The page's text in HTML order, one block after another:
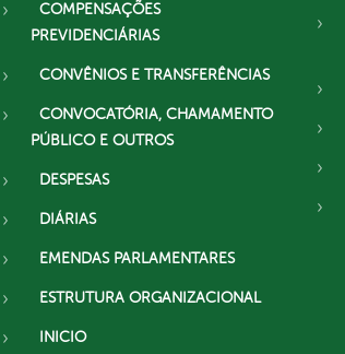
COMPENSAÇÕES
PREVIDENCIÁRIAS
CONVÊNIOS E TRANSFERÊNCIAS
CONVOCATÓRIA, CHAMAMENTO
PÚBLICO E OUTROS
DESPESAS
DIÁRIAS
EMENDAS PARLAMENTARES
ESTRUTURA ORGANIZACIONAL
INICIO